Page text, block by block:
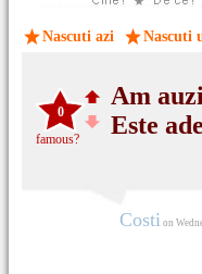
Nascuti azi Nascuti
0
famous?
Am
Este
Costi on